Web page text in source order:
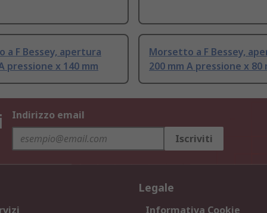
a F Bessey, apertura
pressione x 140 mm
Morsetto a F Bessey,
200 mm A pressione x 80
Indirizzo email
Iscriviti
Legale
Informativa Cookie